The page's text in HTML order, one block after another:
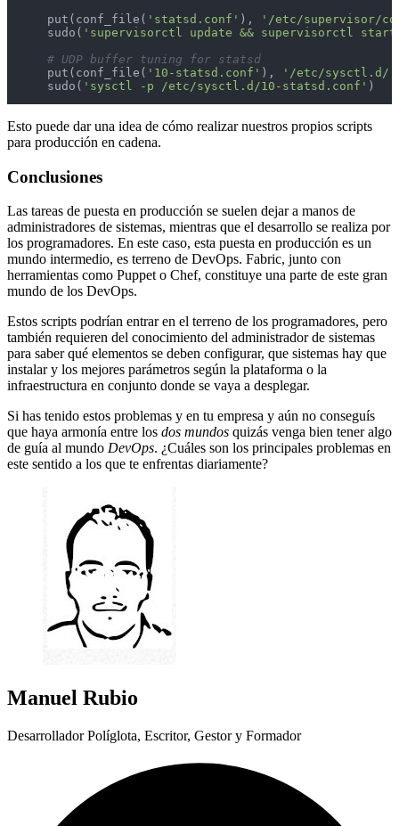
    put(conf_file(
'statsd.conf' ),
'/etc/supervisor/
    sudo(
'supervisorctl update && supervisorctl
# UDP buffer tuning for statsd
    put(conf_file(
'10-statsd.conf' ), '/etc/sysctl.d/'
    sudo(
'sysctl -p /etc/sysctl.d/10-statsd.conf' )
Esto puede dar una idea de cómo realizar nuestros propios scripts
para producción en cadena.
Conclusiones
Las tareas de puesta en producción se suelen dejar a manos de
administradores de sistemas, mientras que el desarrollo se realiza por
los programadores. En este caso, esta puesta en producción es un
mundo intermedio, es terreno de DevOps. Fabric, junto con
herramientas como Puppet o Chef, constituye una parte de este gran
mundo de los DevOps.
Estos scripts podrían entrar en el terreno de los programadores, pero
también requieren del conocimiento del administrador de sistemas
para saber qué elementos se deben configurar, que sistemas hay que
instalar y los mejores parámetros según la plataforma o la
infraestructura en conjunto donde se vaya a desplegar.
Si has tenido estos problemas y en tu empresa y aún no conseguís
que haya armonía entre los dos mundos quizás venga bien tener algo
de guía al mundo DevOps. ¿Cuáles son los principales problemas en
este sentido a los que te enfrentas diariamente?
Manuel Rubio
Desarrollador Políglota, Escritor, Gestor y Formador